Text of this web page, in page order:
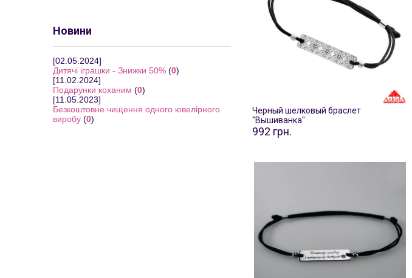
Черный шелковый браслет
"Вышиванка"
992 грн.
Новини
[02.05.2024]
Дитячі іграшки - Знижки 50% (0)
[11.02.2024]
Подарунки коханим (0)
[11.05.2023]
Безкоштовне чищення одного ювелірного
виробу (0)